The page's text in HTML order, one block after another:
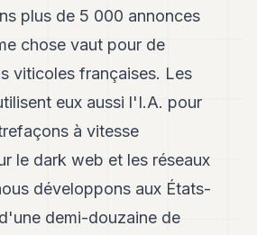
plus de 5 000 annonces
chose vaut pour de
viticoles françaises. Les
eux aussi l'I.A. pour
à vitesse
le dark web et les réseaux
développons aux États-
demi-douzaine de